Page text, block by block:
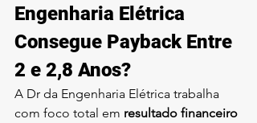
Engenharia Elétrica
Consegue Payback Entre
2 e 2,8 Anos?
A Dr da Engenharia Elétrica trabalha
com foco total em resultado financeiro